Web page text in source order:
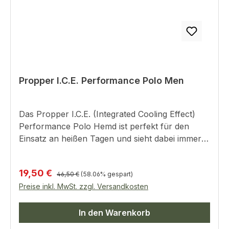
Propper I.C.E. Performance Polo Men
Das Propper I.C.E. (Integrated Cooling Effect)
Performance Polo Hemd ist perfekt für den
Einsatz an heißen Tagen und sieht dabei immer
schneller wie Polyester Hemden.
Atmungsaktives Meshgewebe unter den Achseln
den Schultern, zwei Stifthalter am Oberarm
sowie Sonnenbrillenclip an der Brust runden das
Verkaufspreis:
19,50 € Regulärer Preis:
46,50 € (58.06% gespart)
Preise inkl. MwSt. zzgl. Versandkosten
In den Warenkorb